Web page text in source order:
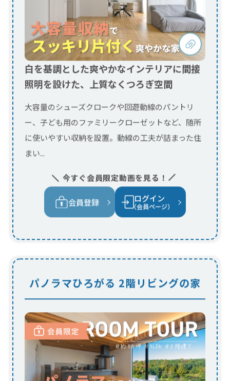
大容量のシューズクロークや回遊動線のパントリ
ー、子ども用のファミリークローゼットなど、随所
に使いやすい収納を設置。動線の工夫が詰まった住
まい...
今すぐ会員限定動画を見る！
会員登録 （会員ページ）
パノラマひろがる 2階リビングの家
大開口の窓から自然光が差し込む明るく開
放的な住まい
1階は仕事場、2階はLDKを配置してオン・オフを切
り替えやい間取り採用。2階は勾配天井と大開口の